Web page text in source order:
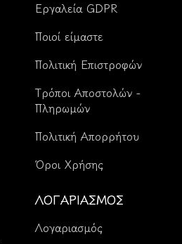
Εργαλεία GDPR
Ποιοί είμαστε
Πολιτική Επιστροφών
Tρόποι Αποστολών -
Πληρωμών
Πολιτική Απορρήτου
Όροι Χρήσης
ΛΟΓΑΡΙΑΣΜΟΣ
Λογαριασμός